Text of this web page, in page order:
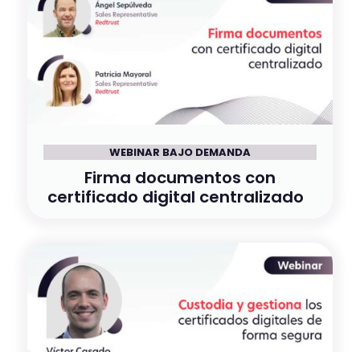
WEBINAR BAJO DEMANDA
Firma documentos con
certificado digital centralizado​